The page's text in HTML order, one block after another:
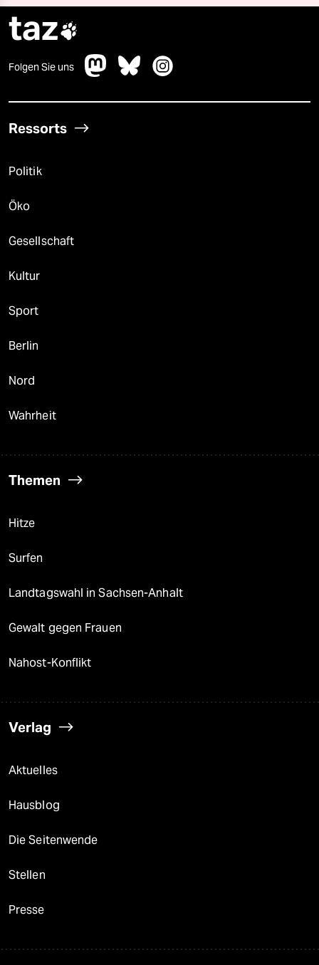
taz
Folgen Sie uns
Ressorts
Politik
Öko
Gesellschaft
Kultur
Sport
Berlin
Nord
Wahrheit
Themen
Hitze
Surfen
Landtagswahl in Sachsen-Anhalt
Gewalt gegen Frauen
Nahost-Konflikt
Verlag
Aktuelles
Hausblog
Die Seitenwende
Stellen
Presse